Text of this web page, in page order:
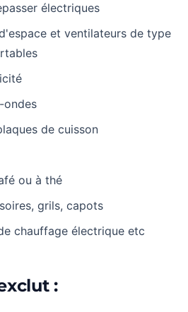
électriques
et ventilateurs de type
ondes
de cuisson
ou à thé
grils, capots
chauffage électrique etc
: